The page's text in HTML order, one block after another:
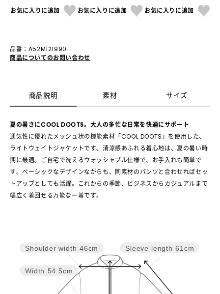
お気に入りに追加 お気に入りに追加 お気に入りに追加
品番：A52M121990
商品についてのお問い合わせ
商品説明 素材 サイズ
夏の暑さにCOOL DOOTS。大人の多忙な日常を快適にサポート
通気性に優れたメッシュ状の機能素材「COOL DOOTS」を使用した、
ライトウェイトジャケットです。清涼感あふれる着心地は、夏の暑い時
期に最適。ご自宅で洗えるウォッシャブル仕様で、お手入れも簡単で
す。ベーシックなデザインながらも、同素材のパンツと合わせればセッ
トアップとしても活躍。これからの季節、ビジネスからカジュアルまで
幅広く着回せる万能な一着です。
Sleeve length 61cm
Width 54.5cm
Shoulder width 46cm